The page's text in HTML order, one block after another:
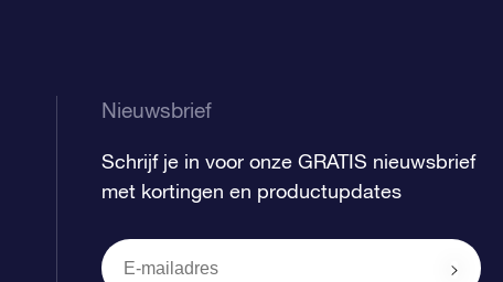
Nieuwsbrief
Schrijf je in voor onze GRATIS nieuwsbrief
met kortingen en productupdates